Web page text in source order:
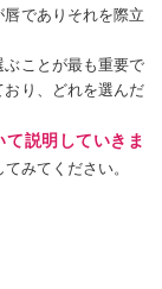
でありそれを際立
ことが最も重要で
り、どれを選んだ
説明していきま
みてください。